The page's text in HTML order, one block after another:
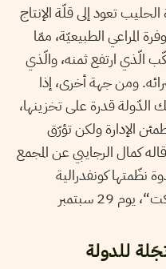
تعود إلى قلّة الإنتاج
المراعي الطبيعيّة، ممّا
الّذي ارتفع ثمنه، والّذي
ومن جهة أخرى، إذا
الدّولة قدرة على تخزينها،
الإدارة ولكن تؤرّق
كمال الرجايبي عن المجمع
نظّمتها كونفدرالية
المؤسسات المواطنة التونسية ”كوناكت“، يوم 29 سبتمبر
للدولة